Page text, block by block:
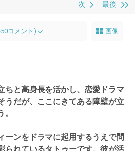
最後
次
コメント) 画像
ちと高身長を活かし、恋愛ドラマ
うだが、ここにきてある障壁が立
ーンをドラマに起用するうえで問
られているタトゥーです。彼が活